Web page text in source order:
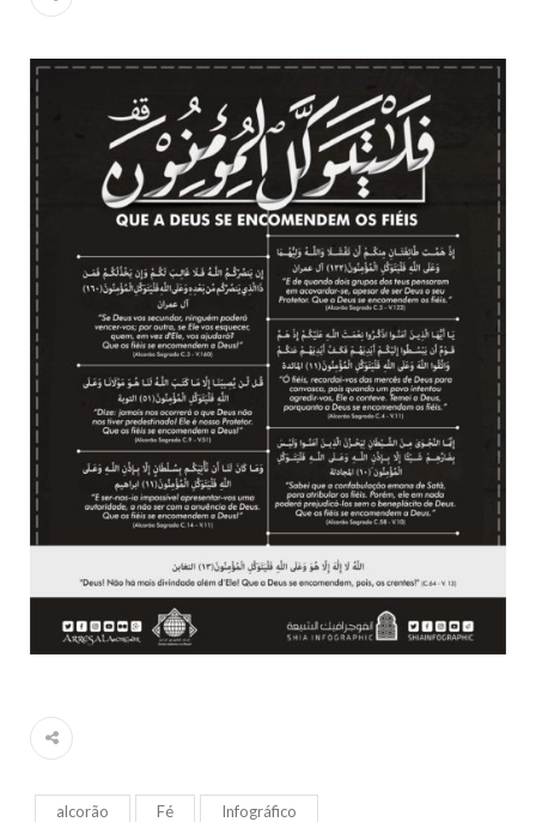
todos os irmãos e irmãs um novo
10 DE NOVEMBRO DE 2013
Falecimento do Imam Ali Ibn Al-Hussein
(A.S.)
Em nome de Deus, o Clemente, o Misericordioso! Diante da
data em que relembramos o martírio do quarto Imam dos
muçulmanos, o Imam Ali Ibn Al-Hussein Ibn Ali Ibn Abi Táleb
(A.S.), conhecido por “Zein Al-Ábidin” (Formosura
NOTÍCIAS
3 DE JULHO DE 2014
Centro Islâmico no Brasil recebe o ex-
ministro das Relações Exteriores da
República Islâmica do Irã
Na noite da quinta-feira, 03 de Abril, o Centro Islâmico no
Brasil recebeu em sua sede, em São Paulo, o ex-ministro das
Relações Exteriores da República Islâmica do Irã, Sr. Kamal
Kharrazi, que encontra-se visitando
alcorão Fé Infográfico